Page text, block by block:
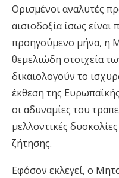
Ορισμένοι αναλυτές
αισιοδοξία ίσως
προηγούμενο μήνα, η
θεμελιώδη στοιχεία
δικαιολογούν το
έκθεση της
οι αδυναμίες του
μελλοντικές
ζήτησης.
Εφόσον εκλεγεί, ο